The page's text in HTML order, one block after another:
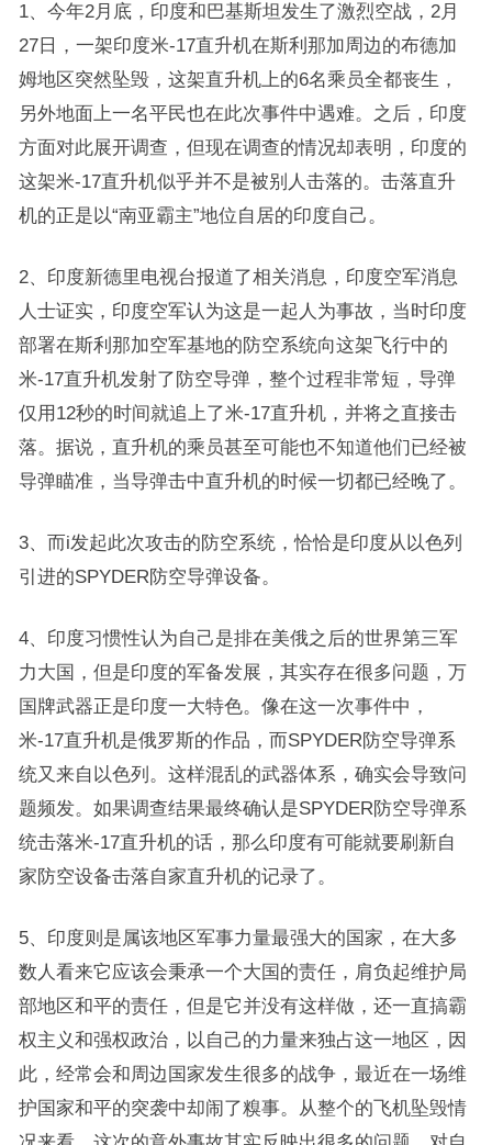
1、今年2月底，印度和巴基斯坦发生了激烈空战，2月
27日，一架印度米-17直升机在斯利那加周边的布德加
姆地区突然坠毁，这架直升机上的6名乘员全都丧生，
另外地面上一名平民也在此次事件中遇难。之后，印度
方面对此展开调查，但现在调查的情况却表明，印度的
这架米-17直升机似乎并不是被别人击落的。击落直升
机的正是以“南亚霸主”地位自居的印度自己。
2、印度新德里电视台报道了相关消息，印度空军消息
人士证实，印度空军认为这是一起人为事故，当时印度
部署在斯利那加空军基地的防空系统向这架飞行中的
米-17直升机发射了防空导弹，整个过程非常短，导弹
仅用12秒的时间就追上了米-17直升机，并将之直接击
落。据说，直升机的乘员甚至可能也不知道他们已经被
导弹瞄准，当导弹击中直升机的时候一切都已经晚了。
3、而i发起此次攻击的防空系统，恰恰是印度从以色列
引进的SPYDER防空导弹设备。
4、印度习惯性认为自己是排在美俄之后的世界第三军
力大国，但是印度的军备发展，其实存在很多问题，万
国牌武器正是印度一大特色。像在这一次事件中，
米-17直升机是俄罗斯的作品，而SPYDER防空导弹系
统又来自以色列。这样混乱的武器体系，确实会导致问
题频发。如果调查结果最终确认是SPYDER防空导弹系
统击落米-17直升机的话，那么印度有可能就要刷新自
家防空设备击落自家直升机的记录了。
5、印度则是属该地区军事力量最强大的国家，在大多
数人看来它应该会秉承一个大国的责任，肩负起维护局
部地区和平的责任，但是它并没有这样做，还一直搞霸
权主义和强权政治，以自己的力量来独占这一地区，因
此，经常会和周边国家发生很多的战争，最近在一场维
护国家和平的突袭中却闹了糗事。从整个的飞机坠毁情